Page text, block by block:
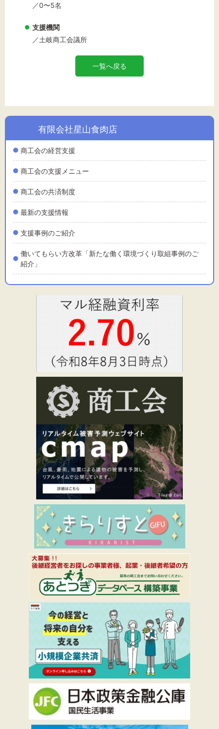
有限会社星山食肉店
商工会の経営支援
商工会の支援メニュー
商工会の共済制度
最新の支援情報
支援事例のご紹介
働いてもらい方改革「新たな働く環境づくり取組事例のご
紹介」
／0〜5名
支援機関
／土岐商工会議所
一覧へ戻る